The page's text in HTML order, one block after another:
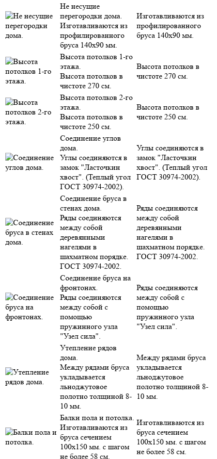
Не несущие
перегородки дома.
Изготавливаются из
профилированного
бруса 140х90 мм.
Изготавливаются из
профилированного
бруса 140х90 мм.
Высота потолков 1-го
этажа.
Высота потолков в
чистоте 270 см.
Высота потолков в
чистоте 270 см.
Высота потолков 2-го
этажа.
Высота потолков в
чистоте 250 см.
Высота потолков в
чистоте 250 см.
Соединение углов
дома.
Углы соединяются в
замок "Ласточкин
хвост". (Теплый угол
ГОСТ 30974-2002).
Углы соединяются в
замок "Ласточкин
хвост". (Теплый угол
ГОСТ 30974-2002).
Соединение бруса в
стенах дома.
Ряды соединяются
между собой
деревянными
нагелями в
шахматном порядке.
ГОСТ 30974-2002.
Ряды соединяются
между собой
деревянными
нагелями в
шахматном порядке.
ГОСТ 30974-2002.
Соединение бруса на
фронтонах.
Ряды соединяются
между собой с
помощью
пружинного узла
"Узел сила".
Ряды соединяются
между собой с
помощью
пружинного узла
"Узел сила".
Утепление рядов
дома.
Между рядами бруса
укладывается
льноджутовое
полотно толщиной 8-
10 мм.
Между рядами бруса
укладывается
льноджутовое
полотно толщиной 8-
10 мм.
Балки пола и потолка.
Изготавливаются из
бруса сечением
100х150 мм. с шагом
не более 58 см.
Изготавливаются из
бруса сечением
100х150 мм. с шагом
не более 58 см.